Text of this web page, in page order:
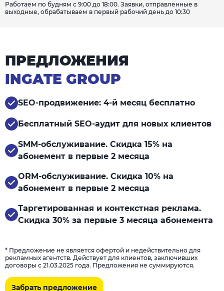
Работаем по будням с 9:00 до 18:00. Заявки, отправленные в
выходные, обрабатываем в первый рабочий день до 10:30
ПРЕДЛОЖЕНИЯ
INGATE GROUP
SEO-продвижение: 4-й месяц бесплатно
Бесплатный SEO-аудит для новых клиентов
SMM-обслуживание. Скидка 15% на
абонемент в первые 2 месяца
ORM-обслуживание. Скидка 10% на
абонемент в первые 2 месяца
Таргетированная и контекстная реклама.
Скидка 30% за первые 3 месяца абонемента
* Предложение не является офертой и недействительно для
рекламных агентств. Действует для клиентов, заключивших
договоры с 21.03.2025 года. Предложения не суммируются.
Забрать предложение